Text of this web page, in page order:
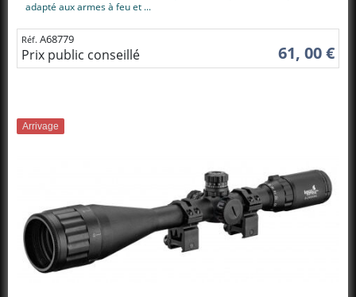
adapté aux armes à feu et ...
Réf. A68779
Prix public conseillé 61, 00 €
Arrivage